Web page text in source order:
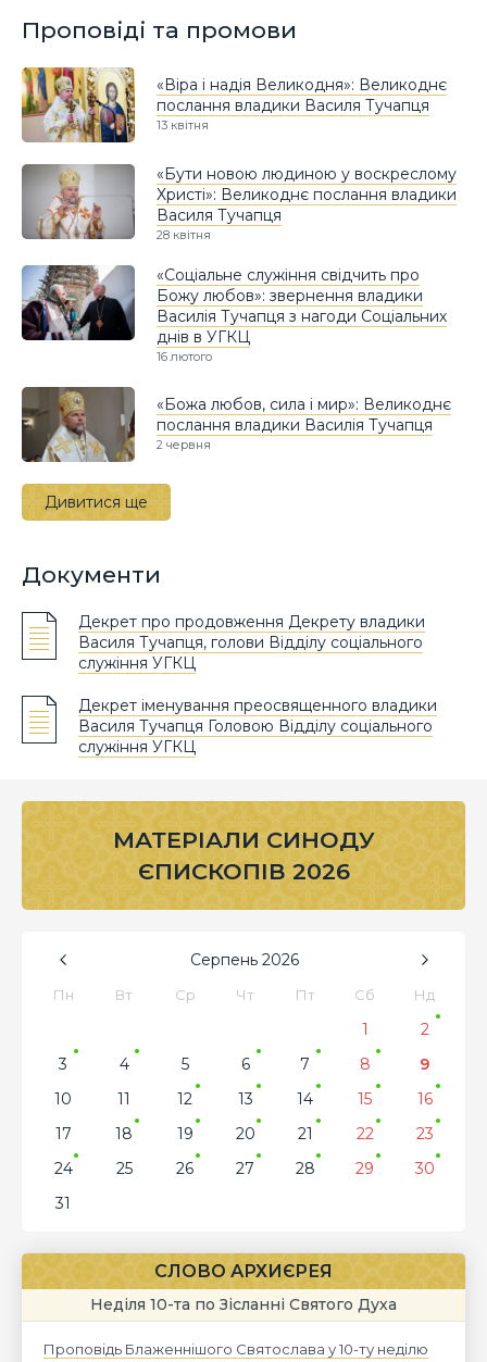
Проповіді та промови
«Віра і надія Великодня»: Великоднє
послання владики Василя Тучапця
13 квітня
«Бути новою людиною у воскреслому
Христі»: Великоднє послання владики
Василя Тучапця
28 квітня
«Соціальне служіння свідчить про
Божу любов»: звернення владики
Василія Тучапця з нагоди Соціальних
днів в УГКЦ
16 лютого
«Божа любов, сила і мир»: Великоднє
послання владики Василія Тучапця
2 червня
Дивитися ще
Документи
Декрет про продовження Декрету владики
Василя Тучапця, голови Відділу соціального
служіння УГКЦ
Декрет іменування преосвященного владики
Василя Тучапця Головою Відділу соціального
служіння УГКЦ
МАТЕРІАЛИ СИНОДУ
ЄПИСКОПІВ 2026
Серпень 2026
Пн Вт Ср Чт Пт Сб Нд
1
2
3
4 5 6 7 8
9
10
11 12 13 14 15
16
17
18 19 20 21 22
23
24
25 26 27 28 29
30
31
СЛОВО АРХИЄРЕЯ
Неділя 10-та по Зісланні Святого Духа
Проповідь Блаженнішого Святослава у 10-ту неділю